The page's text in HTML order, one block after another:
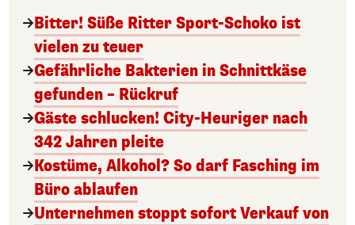
Bitter! Süße Ritter Sport-Schoko ist
vielen zu teuer
Gefährliche Bakterien in Schnittkäse
gefunden – Rückruf
Gäste schlucken! City-Heuriger nach
342 Jahren pleite
Kostüme, Alkohol? So darf Fasching im
Büro ablaufen
Unternehmen stoppt sofort Verkauf von